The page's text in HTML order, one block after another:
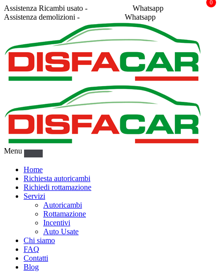
Assistenza Ricambi usato -
Whatsapp
Assistenza demolizioni -
Whatsapp
Menu
Home
Richiesta autoricambi
Richiedi rottamazione
Servizi
Autoricambi
Rottamazione
Incentivi
Auto Usate
Chi siamo
FAQ
Contatti
Blog
0